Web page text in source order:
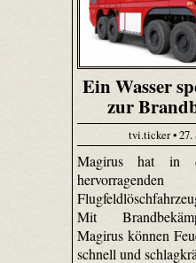
Ein Wasser
zur
tvi.ticker • 27.
Magirus hat in
Mit
Magirus können
schnell und